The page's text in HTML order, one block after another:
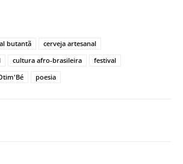
butantã
cerveja artesanal
cultura afro-brasileira
festival
poesia